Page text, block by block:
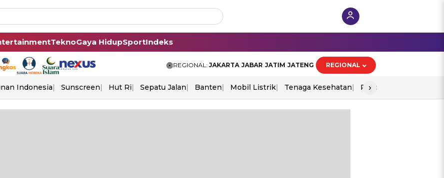
TeknoGaya HidupSportIndeks
REGIONAL: JAKARTA JABAR JATIM JATENG REGIONAL
Indonesia Sunscreen Hut Ri Sepatu Jalan Banten Mobil Listrik Tenaga Kesehatan Piala Aff 2026
›